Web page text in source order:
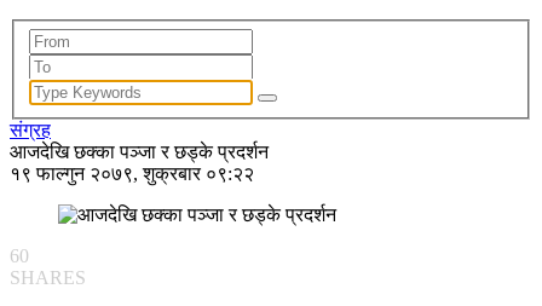
संग्रह
आजदेखि छक्का पञ्जा र छड्के प्रदर्शन
१९ फाल्गुन २०७९, शुक्रबार ०९:२२
60
SHARES